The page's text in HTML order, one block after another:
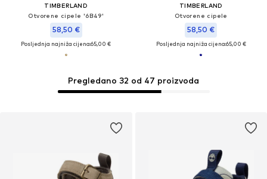
TIMBERLAND
Otvorene cipele '6B49'
58,50 €
Posljednja najniža cijena:65,00 €
TIMBERLAND
Otvorene cipele
58,50 €
Posljednja najniža cijena:65,00 €
Pregledano 32 od 47 proizvoda